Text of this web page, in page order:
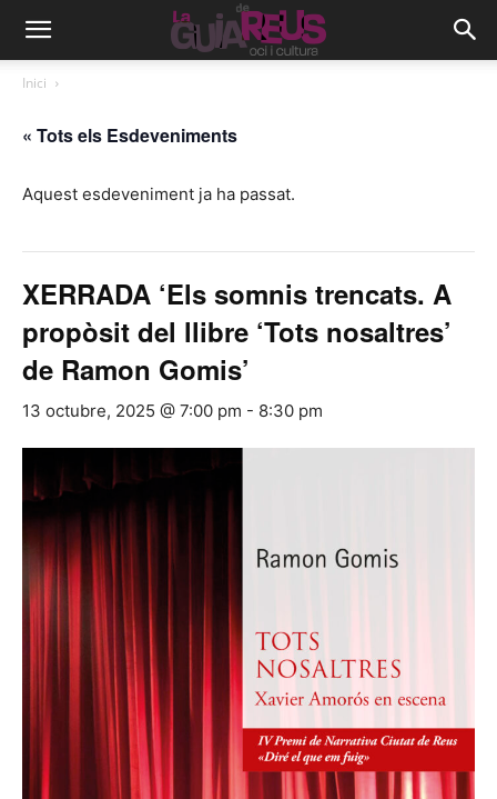
Inici
« Tots els Esdeveniments
Aquest esdeveniment ja ha passat.
XERRADA ‘Els somnis trencats. A
propòsit del llibre ‘Tots nosaltres’
de Ramon Gomis’
13 octubre, 2025 @ 7:00 pm - 8:30 pm